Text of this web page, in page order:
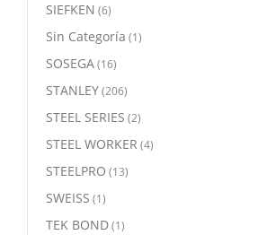
SIEFKEN (6)
Sin Categoría (1)
SOSEGA(16)
STANLEY(206)
STEEL SERIES (2)
STEEL WORKER (4)
STEELPRO (13)
SWEISS (1)
TEK BOND(1)